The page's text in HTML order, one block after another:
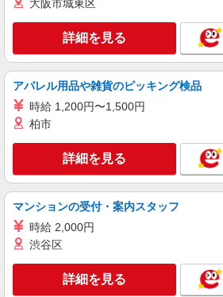
株式会社ニジキャリア
【2交替】プラスチッ
【時給】1500円 【月給
給)×7.67(実働時間)×21(稼
【勤務地】静岡県袋井市小山 【
キープ
株式会社ニジキャリア
【時給】1300円 【
1300(時給)×7.45(実働時
【勤務地】静岡県袋井市新池 【
ク】 袋井駅から車で6分
大阪市城東区
詳細を見る
アパレル用品や雑貨のピッキング検品
時給 1,200円〜1,500円
柏市
詳細を見る
マンションの受付・案内スタッフ
時給 2,000円
渋谷区
詳細を見る